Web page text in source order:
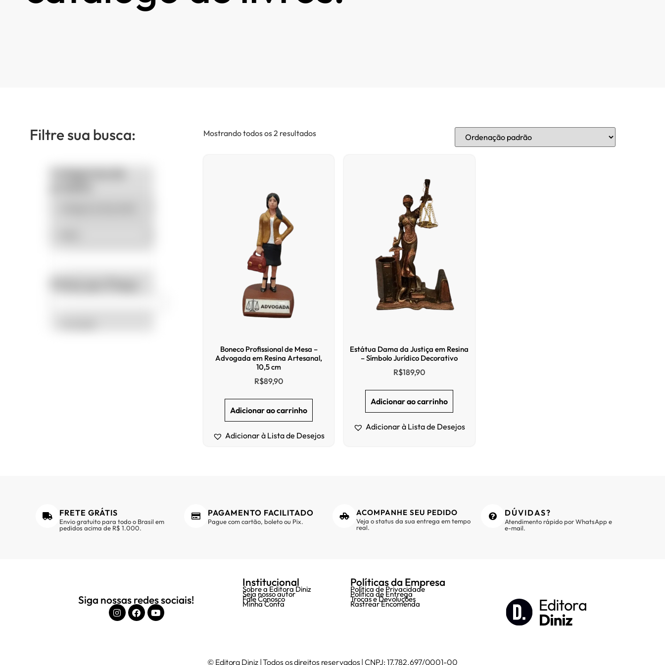
Filtre sua busca:
Categorias de
Mostrando todos os 2 resultados
Boneco Profissional de Mesa –
Advogada em Resina Artesanal,
10,5 cm
R$89,90
Adicionar ao carrinho
Adicionar à Lista de Desejos
Estátua Dama da Justiça em Resina
– Símbolo Jurídico Decorativo
R$189,90
Adicionar ao carrinho
Adicionar à Lista de Desejos
FRETE GRÁTIS
Envio gratuito para todo o Brasil em
pedidos acima de R$ 1.000.
PAGAMENTO FACILITADO
Pague com cartão, boleto ou Pix.
ACOMPANHE SEU PEDIDO
Veja o status da sua entrega em tempo
real.
DÚVIDAS?
Atendimento rápido por WhatsApp e
e-mail.
Siga nossas redes sociais!
Institucional
Sobre a Editora Diniz
Seja nosso autor
Fale Conosco
Minha Conta
Políticas da Empresa
Política de Privacidade
Política de Entrega
Trocas e Devoluções
Rastrear Encomenda
© Editora Diniz | Todos os direitos reservados | CNPJ: 17.782.697/0001-00